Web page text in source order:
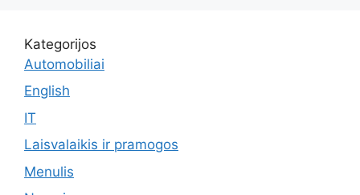
Kategorijos
Automobiliai
English
IT
Laisvalaikis ir pramogos
Menulis